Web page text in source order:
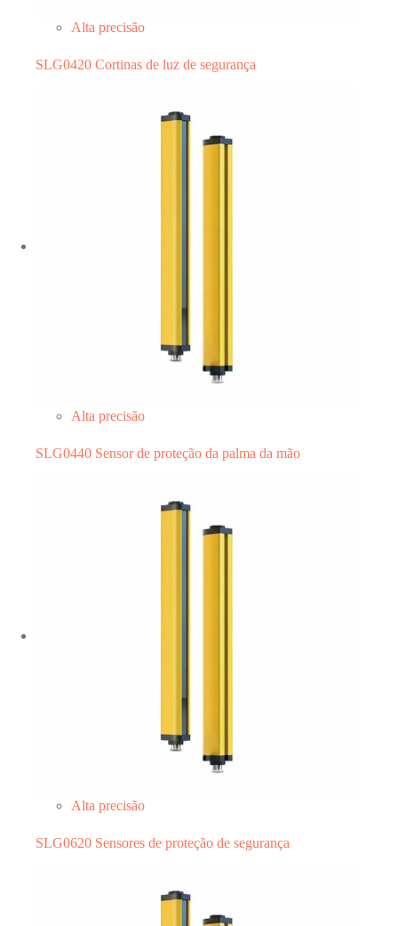
Alta precisão
SLG0420 Cortinas de luz de segurança
Alta precisão
SLG0440 Sensor de proteção da palma da mão
Alta precisão
SLG0620 Sensores de proteção de segurança